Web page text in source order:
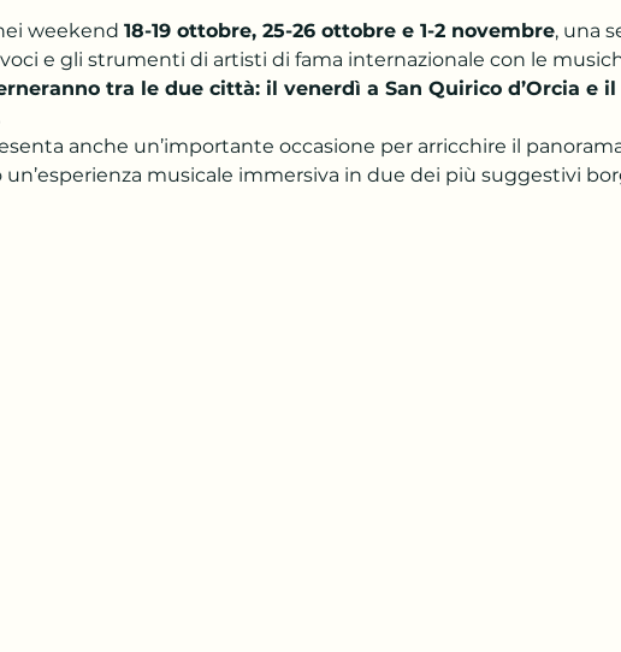
weekend 18-19 ottobre, 25-26 ottobre e 1-2 novembre, una
e gli strumenti di artisti di fama internazionale con le
tra le due città: il venerdì a San Quirico d’Orcia e
anche un’importante occasione per arricchire il
un’esperienza musicale immersiva in due dei più suggestivi